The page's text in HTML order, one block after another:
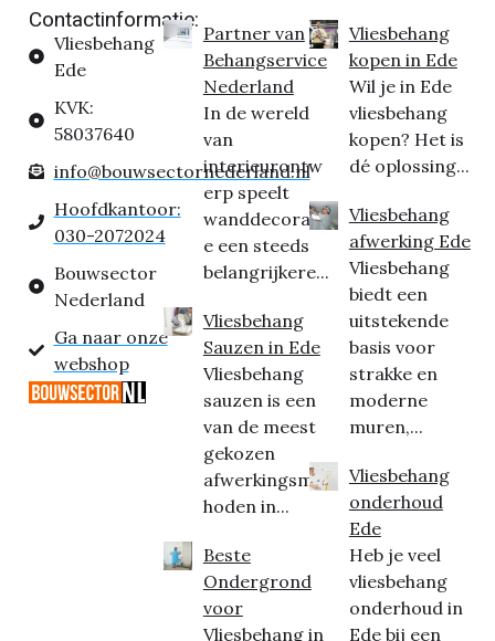
Contactinformatie:
Vliesbehang
Ede
KVK:
58037640
info@bouwsectornederland.nl
Hoofdkantoor:
030-2072024
Bouwsector
Nederland
Ga naar onze
webshop
Partner van
Behangservice
Nederland
In de wereld
van
interieurontw
erp speelt
wanddecorati
e een steeds
belangrijkere...
Vliesbehang
Sauzen in Ede
Vliesbehang
sauzen is een
van de meest
gekozen
afwerkingsmet
hoden in...
Beste
Ondergrond
voor
Vliesbehang in
Vliesbehang
kopen in Ede
Wil je in Ede
vliesbehang
kopen? Het is
dé oplossing...
Vliesbehang
afwerking Ede
Vliesbehang
biedt een
uitstekende
basis voor
strakke en
moderne
muren,...
Vliesbehang
onderhoud
Ede
Heb je veel
vliesbehang
onderhoud in
Ede bij een